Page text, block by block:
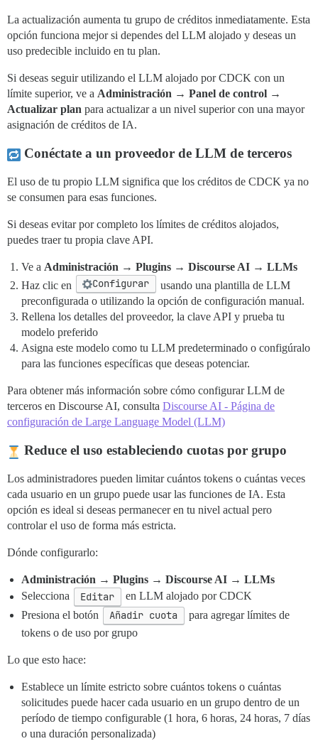
La actualización aumenta tu grupo de créditos inmediatamente. Esta
opción funciona mejor si dependes del LLM alojado y deseas un
uso predecible incluido en tu plan.
Si deseas seguir utilizando el LLM alojado por CDCK con un
límite superior, ve a Administración → Panel de control →
Actualizar plan para actualizar a un nivel superior con una mayor
asignación de créditos de IA.
Conéctate a un proveedor de LLM de terceros
El uso de tu propio LLM significa que los créditos de CDCK ya no
se consumen para esas funciones.
Si deseas evitar por completo los límites de créditos alojados,
puedes traer tu propia clave API.
Ve a Administración → Plugins → Discourse AI → LLMs
Haz clic en
Configurar
usando una plantilla de LLM
preconfigurada o utilizando la opción de configuración manual.
Rellena los detalles del proveedor, la clave API y prueba tu
modelo preferido
Asigna este modelo como tu LLM predeterminado o configúralo
para las funciones específicas que deseas potenciar.
Para obtener más información sobre cómo configurar LLM de
terceros en Discourse AI, consulta Discourse AI - Página de
configuración de Large Language Model (LLM)
Reduce el uso estableciendo cuotas por grupo
Los administradores pueden limitar cuántos tokens o cuántas veces
cada usuario en un grupo puede usar las funciones de IA. Esta
opción es ideal si deseas permanecer en tu nivel actual pero
controlar el uso de forma más estricta.
Dónde configurarlo:
Administración → Plugins → Discourse AI → LLMs
Selecciona
Editar
en LLM alojado por CDCK
Presiona el botón
Añadir cuota
para agregar límites de
tokens o de uso por grupo
Lo que esto hace:
Establece un límite estricto sobre cuántos tokens o cuántas
solicitudes puede hacer cada usuario en un grupo dentro de un
período de tiempo configurable (1 hora, 6 horas, 24 horas, 7 días
o una duración personalizada)